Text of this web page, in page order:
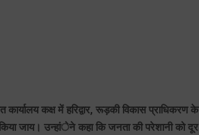
कक्ष में हरिद्वार, रूड़की विकास प्राधिकरण के
जाय। उन्हांेने कहा कि जनता की परेशानी को दूर